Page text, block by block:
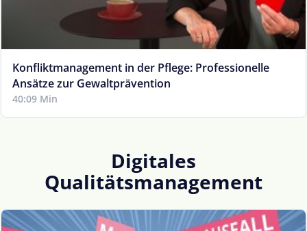
Konfliktmanagement in der Pflege: Professionelle
Ansätze zur Gewaltprävention
40:09 Min
Digitales
Qualitätsmanagement